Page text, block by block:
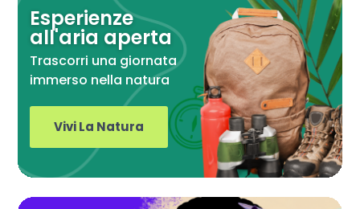
Esperienze
all'aria aperta
Trascorri una giornata
immerso nella natura
Vivi La Natura